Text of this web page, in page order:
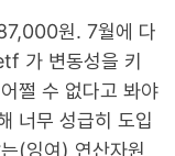
원. 7월에 다
가 변동성을 키
쩔 수 없다고 봐야
너무 성급히 도입
(잉여) 연산자원